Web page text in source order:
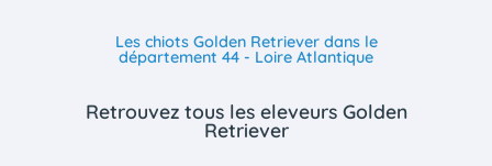
Les chiots Golden Retriever dans le
département 44 - Loire Atlantique
Retrouvez tous les eleveurs Golden
Retriever